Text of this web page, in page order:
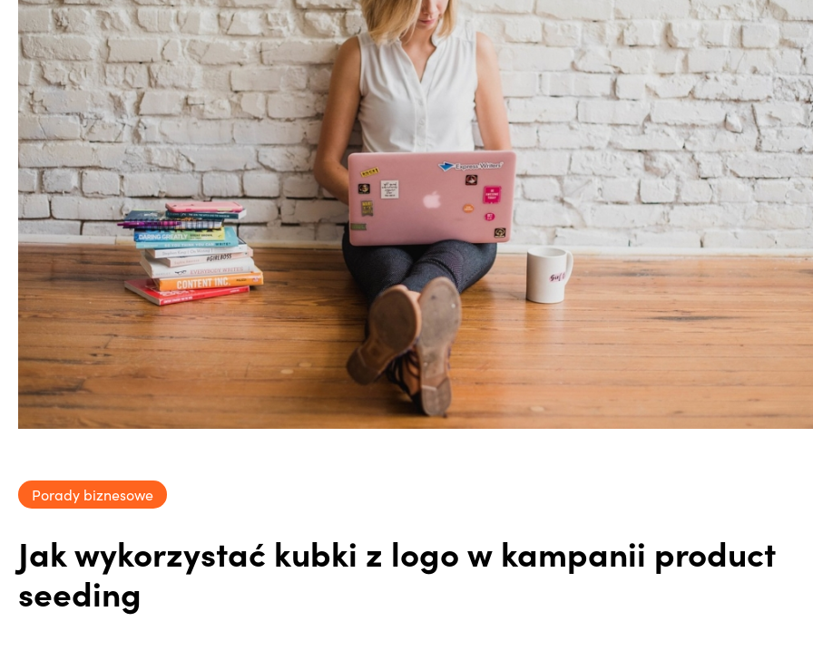
Porady biznesowe
Jak wykorzystać kubki z logo w kampanii product
seeding